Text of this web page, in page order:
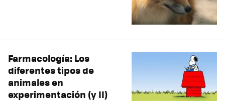
Farmacología: Los
diferentes tipos de
animales en
experimentación (y II)